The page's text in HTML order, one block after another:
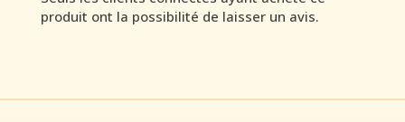
produit ont la possibilité de laisser un avis.